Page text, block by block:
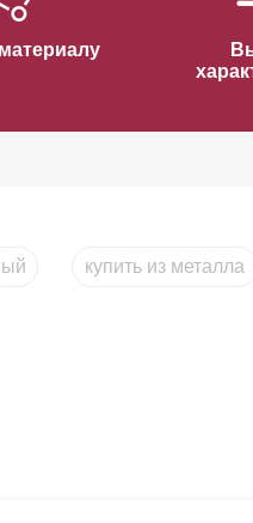
купить из металла